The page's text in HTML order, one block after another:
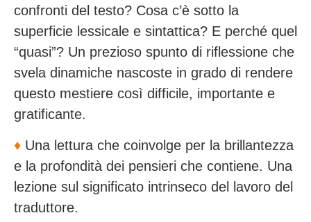
confronti del testo? Cosa c’è sotto la
superficie lessicale e sintattica? E perché quel
“quasi”? Un prezioso spunto di riflessione che
svela dinamiche nascoste in grado di rendere
questo mestiere così difficile, importante e
gratificante.
♦️ Una lettura che coinvolge per la brillantezza
e la profondità dei pensieri che contiene. Una
lezione sul significato intrinseco del lavoro del
traduttore.